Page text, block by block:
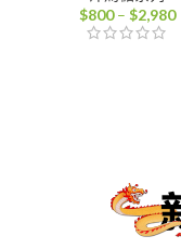
$800 – $2,980價